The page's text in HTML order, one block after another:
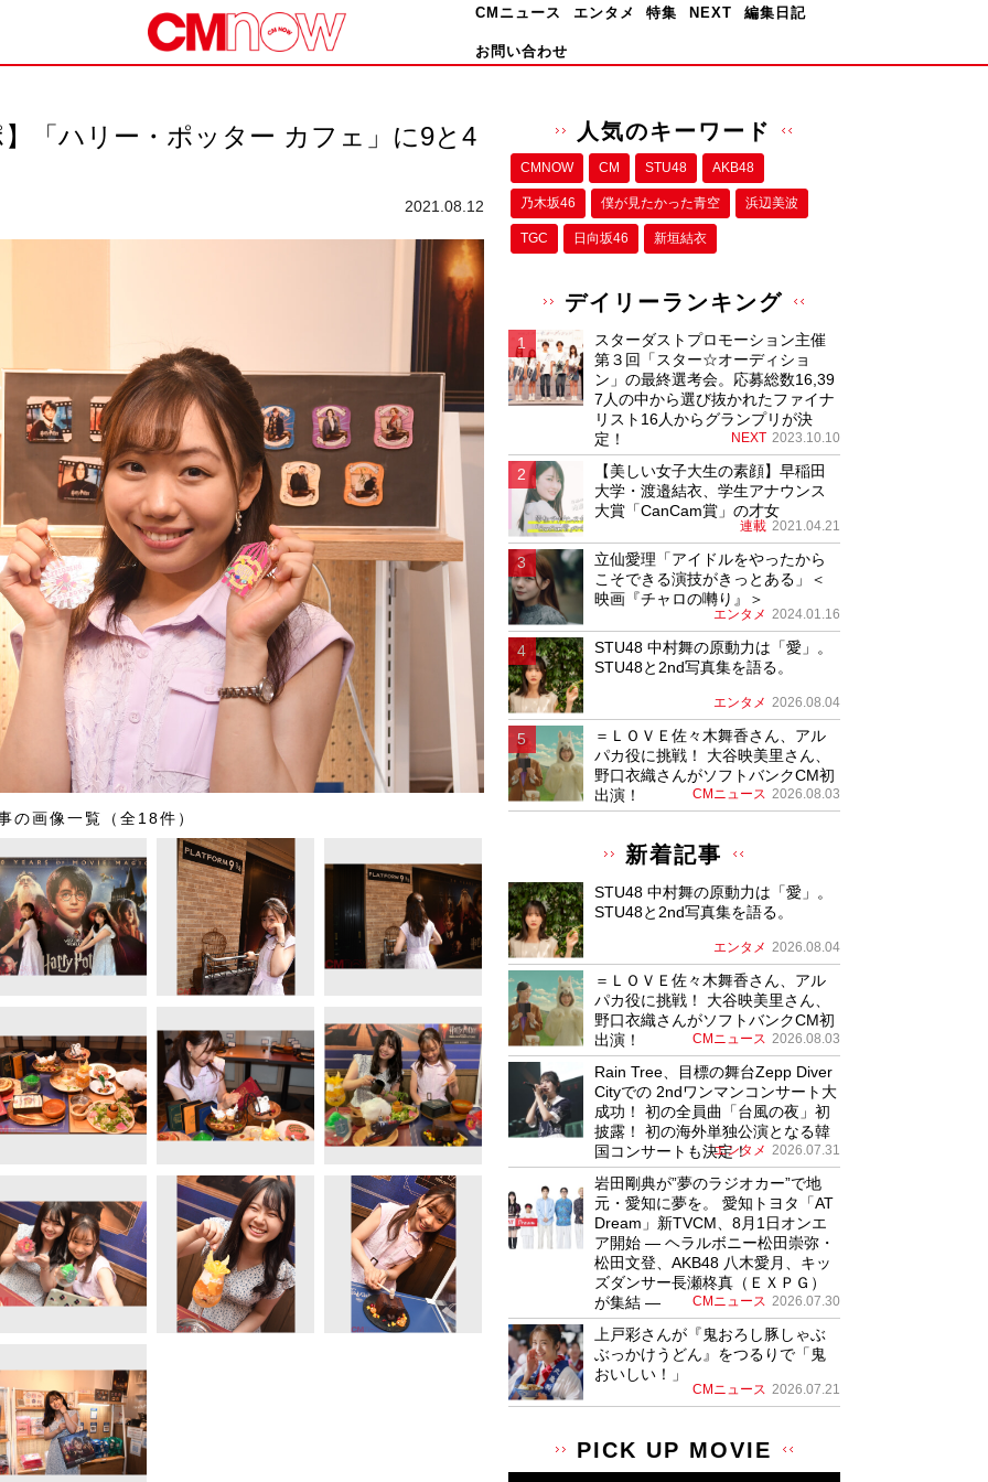
CMニュース エンタメ 特集 NEXT 編集日記
お問い合わせ
「ハリー・ポッター カフェ」に9と4
2021.08.12
の画像一覧（全18件）
人気のキーワード
CMNOW CM STU48 AKB48
乃木坂46 僕が⾒たかった⻘空 浜辺美波
TGC 日向坂46 新垣結衣
デイリーランキング
スターダストプロモーション主催
第３回「スター☆オーディショ
ン」の最終選考会。応募総数16,39
7人の中から選び抜かれたファイナ
リスト16人からグランプリが決
定！
NEXT 2023.10.10
【美しい女子大生の素顔】早稲田
大学・渡邉結衣、学生アナウンス
大賞「CanCam賞」の才女
連載 2021.04.21
立仙愛理「アイドルをやったから
こそできる演技がきっとある」＜
映画『チャロの囀り』＞
エンタメ 2024.01.16
STU48 中村舞の原動力は「愛」。
STU48と2nd写真集を語る。
エンタメ 2026.08.04
＝ＬＯＶＥ佐々木舞香さん、アル
パカ役に挑戦！ 大谷映美里さん、
野口衣織さんがソフトバンクCM初
出演！
CMニュース 2026.08.03
新着記事
STU48 中村舞の原動力は「愛」。
STU48と2nd写真集を語る。
エンタメ 2026.08.04
＝ＬＯＶＥ佐々木舞香さん、アル
パカ役に挑戦！ 大谷映美里さん、
野口衣織さんがソフトバンクCM初
出演！
CMニュース 2026.08.03
Rain Tree、目標の舞台Zepp Diver
Cityでの 2ndワンマンコンサート大
成功！ 初の全員曲「台風の夜」初
披露！ 初の海外単独公演となる韓
国コンサートも決定！
エンタメ 2026.07.31
岩田剛典が”夢のラジオカー”で地
元・愛知に夢を。 愛知トヨタ「AT
Dream」新TVCM、8月1日オンエ
ア開始 ― ヘラルボニー松田崇弥・
松田文登、AKB48 八木愛月、キッ
ズダンサー長瀬柊真（ＥＸＰＧ）
が集結 ―
CMニュース 2026.07.30
上戸彩さんが『鬼おろし豚しゃぶ
ぶっかけうどん』をつるりで「鬼
おいしい！」
CMニュース 2026.07.21
PICK UP MOVIE